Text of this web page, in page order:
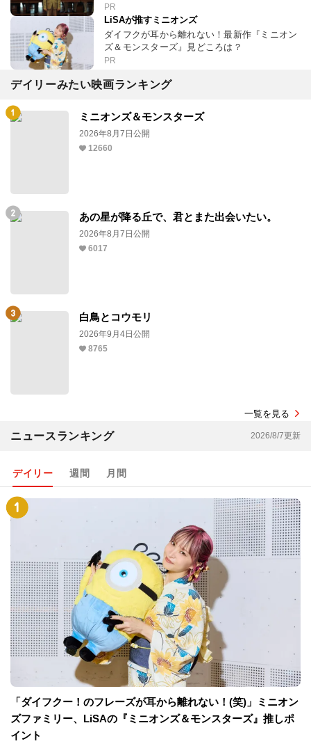
PR
LiSAが推すミニオンズ
ダイフクが耳から離れない！最新作『ミニオン
ズ＆モンスターズ』見どころは？
PR
デイリーみたい映画ランキング
ミニオンズ＆モンスターズ
2026年8月7日公開
12660
あの星が降る丘で、君とまた出会いたい。
2026年8月7日公開
6017
白鳥とコウモリ
2026年9月4日公開
8765
一覧を見る
ニュースランキング 2026/8/7更新
デイリー 週間 月間
「ダイフクー！のフレーズが耳から離れない！(笑)」ミニオン
ズファミリー、LiSAの『ミニオンズ＆モンスターズ』推しポ
イント